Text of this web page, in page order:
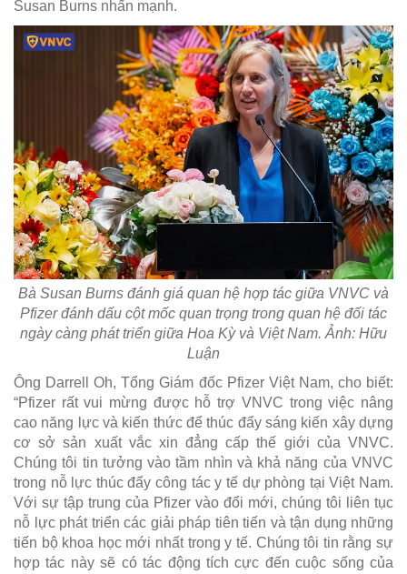
Susan Burns nhấn mạnh.
Bà Susan Burns đánh giá quan hệ hợp tác giữa VNVC và
Pfizer đánh dấu cột mốc quan trọng trong quan hệ đối tác
ngày càng phát triển giữa Hoa Kỳ và Việt Nam. Ảnh: Hữu
Luận
Ông Darrell Oh, Tổng Giám đốc Pfizer Việt Nam, cho biết:
“Pfizer rất vui mừng được hỗ trợ VNVC trong việc nâng
cao năng lực và kiến thức để thúc đẩy sáng kiến xây dựng
cơ sở sản xuất vắc xin đẳng cấp thế giới của VNVC.
Chúng tôi tin tưởng vào tầm nhìn và khả năng của VNVC
trong nỗ lực thúc đẩy công tác y tế dự phòng tại Việt Nam.
Với sự tập trung của Pfizer vào đổi mới, chúng tôi liên tục
nỗ lực phát triển các giải pháp tiên tiến và tận dụng những
tiến bộ khoa học mới nhất trong y tế. Chúng tôi tin rằng sự
hợp tác này sẽ có tác động tích cực đến cuộc sống của